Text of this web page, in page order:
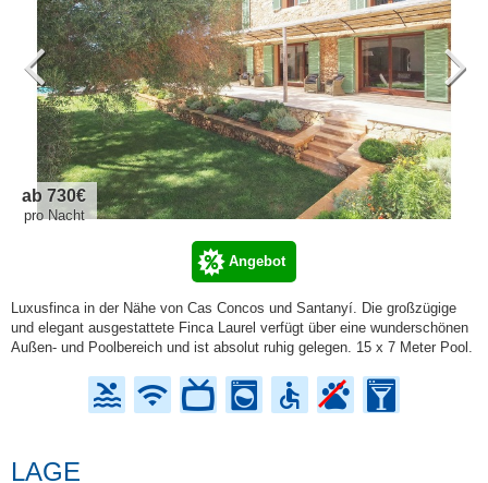
ab 730€
pro Nacht
Angebot
Luxusfinca in der Nähe von Cas Concos und Santanyí. Die großzügige
und elegant ausgestattete Finca Laurel verfügt über eine wunderschönen
Außen- und Poolbereich und ist absolut ruhig gelegen. 15 x 7 Meter Pool.
LAGE